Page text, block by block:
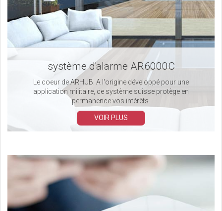
système d'alarme AR6000C
Le coeur de ARHUB. A l'origine développé pour une
application militaire, ce système suisse protège en
permanence vos intérêts.
VOIR PLUS